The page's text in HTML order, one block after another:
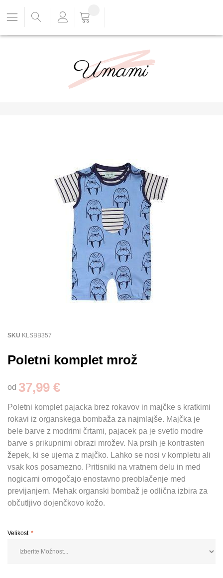
SKU KLSBB357
Poletni komplet mrož
od 37,99 €
Poletni komplet pajacka brez rokavov in majčke s kratkimi
rokavi iz organskega bombaža za najmlajše. Majčka je
bele barve z modrimi črtami, pajacek pa je svetlo modre
barve s prikupnimi obrazi mrožev. Na prsih je kontrasten
žepek, ki se ujema z majčko. Lahko se nosi v kompletu ali
vsak kos posamezno. Pritisniki na vratnem delu in med
nogicami omogočajo enostavno preoblačenje med
previjanjem. Mehak organski bombaž je odlična izbira za
občutljivo dojenčkovo kožo.
Velikost